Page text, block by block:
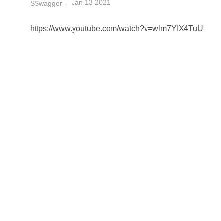
SSwagger Jan 13 2021
https://www.youtube.com/watch?v=wlm7YIX4TuU